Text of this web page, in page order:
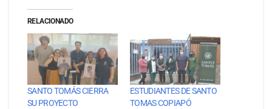
RELACIONADO
SANTO TOMÁS CIERRA
SU PROYECTO
ESTUDIANTES DE SANTO
TOMAS COPIAPÓ